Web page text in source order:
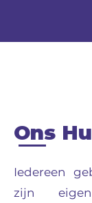
Ons
Iedereen
zijn